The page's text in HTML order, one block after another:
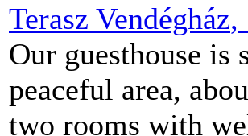
Terasz Vendégház,
Our guesthouse is
peaceful area,
two rooms with